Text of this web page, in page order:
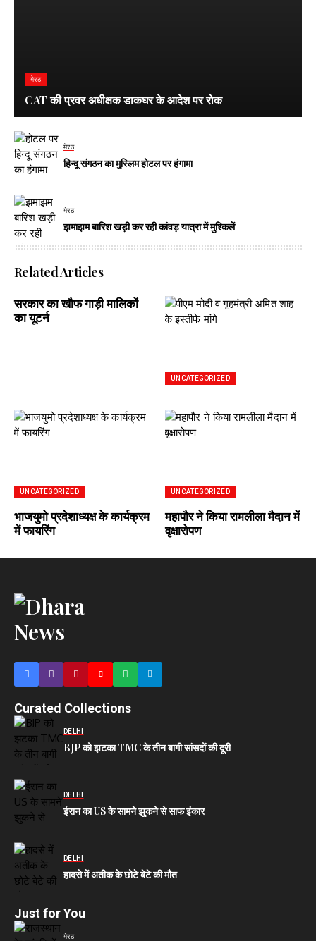
मेरठ
CAT की प्रवर अधीक्षक डाकघर के आदेश पर रोक
मेरठ
हिन्दू संगठन का मुस्लिम होटल पर हंगामा
मेरठ
झमाझम बारिश खड़ी कर रही कांवड़ यात्रा में मुश्किलें
Related Articles
सरकार का खौफ गाड़ी मालिकों
का यूटर्न
UNCATEGORIZED
UNCATEGORIZED
भाजयुमो प्रदेशाध्यक्ष के कार्यक्रम
में फायरिंग
UNCATEGORIZED
महापौर ने किया रामलीला मैदान में
वृक्षारोपण
Curated Collections
DELHI
BJP को झटका TMC के तीन बागी सांसदों की दूरी
DELHI
ईरान का US के सामने झुकने से साफ इंकार
DELHI
हादसे में अतीक के छोटे बेटे की मौत
Just for You
मेरठ